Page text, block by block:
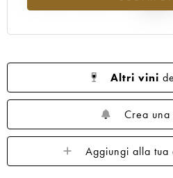
Altri vini
Crea
Aggiungi alla tua